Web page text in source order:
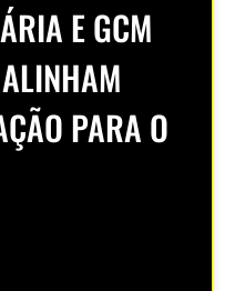
E GCM
PARA O